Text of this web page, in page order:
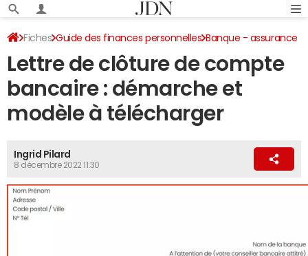
Fiches Guide des finances personnelles Banque - assurance
Relations avec sa banque Clôture de compte
Lettre de clôture de compte
bancaire : démarche et
modèle à télécharger
Ingrid Pilard
8 décembre 2022 11:30